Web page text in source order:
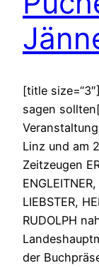
[title
sagen
Linz und am
Zeitzeugen
LIEBSTER,
RUDOLPH
der